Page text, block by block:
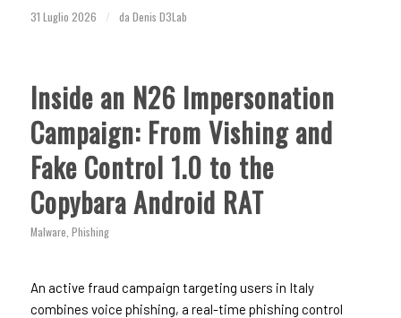
31 Luglio 2026 / da Denis D3Lab
Inside an N26 Impersonation
Campaign: From Vishing and
Fake Control 1.0 to the
Copybara Android RAT
Malware Phishing
An active fraud campaign targeting users in Italy
combines voice phishing, a real-time phishing control